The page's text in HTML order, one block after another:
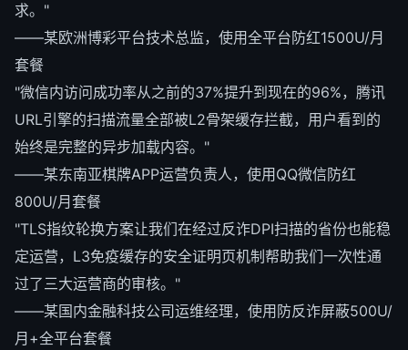
求。"
——某欧洲博彩平台技术总监，使用全平台防红1500U/月
套餐
"微信内访问成功率从之前的37%提升到现在的96%，腾讯
URL引擎的扫描流量全部被L2骨架缓存拦截，用户看到的
始终是完整的异步加载内容。"
——某东南亚棋牌APP运营负责人，使用QQ微信防红
800U/月套餐
"TLS指纹轮换方案让我们在经过反诈DPI扫描的省份也能稳
定运营，L3免疫缓存的安全证明页机制帮助我们一次性通
过了三大运营商的审核。"
——某国内金融科技公司运维经理，使用防反诈屏蔽500U/
月+全平台套餐